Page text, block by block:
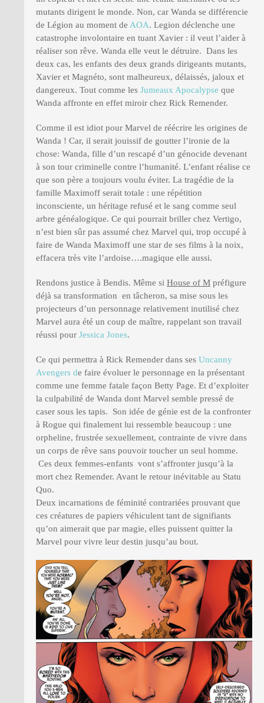
mutants dirigent le monde. Non, car Wanda se différencie
de Légion au moment de AOA. Legion déclenche une
catastrophe involontaire en tuant Xavier : il veut l’aider à
réaliser son rêve. Wanda elle veut le détruire. Dans les
deux cas, les enfants des deux grands dirigeants mutants,
Xavier et Magnéto, sont malheureux, délaissés, jaloux et
dangereux. Tout comme les Jumeaux Apocalypse que
Wanda affronte en effet miroir chez Rick Remender.
Comme il est idiot pour Marvel de réécrire les origines de
Wanda ! Car, il serait jouissif de goutter l’ironie de la
chose: Wanda, fille d’un rescapé d’un génocide devenant
à son tour criminelle contre l’humanité. L’enfant réalise ce
que son père a toujours voulu éviter. La tragédie de la
famille Maximoff serait totale : une répétition
inconsciente, un héritage refusé et le sang comme seul
arbre généalogique. Ce qui pourrait briller chez Vertigo,
n’est bien sûr pas assumé chez Marvel qui, trop occupé à
faire de Wanda Maximoff une star de ses films à la noix,
effacera très vite l’ardoise….magique elle aussi.
Rendons justice à Bendis. Même si House of M préfigure
déjà sa transformation en tâcheron, sa mise sous les
projecteurs d’un personnage relativement inutilisé chez
Marvel aura été un coup de maître, rappelant son travail
réussi pour Jessica Jones.
Ce qui permettra à Rick Remender dans ses Uncanny
Avengers de faire évoluer le personnage en la présentant
comme une femme fatale façon Betty Page. Et d’exploiter
la culpabilité de Wanda dont Marvel semble pressé de
caser sous les tapis. Son idée de génie est de la confronter
à Rogue qui finalement lui ressemble beaucoup : une
orpheline, frustrée sexuellement, contrainte de vivre dans
un corps de rêve sans pouvoir toucher un seul homme.
Ces deux femmes-enfants vont s’affronter jusqu’à la
mort chez Remender. Avant le retour inévitable au Statu
Quo.
Deux incarnations de féminité contrariées prouvant que
ces créatures de papiers véhiculent tant de signifiants
qu’on aimerait que par magie, elles puissent quitter la
Marvel pour vivre leur destin jusqu’au bout.